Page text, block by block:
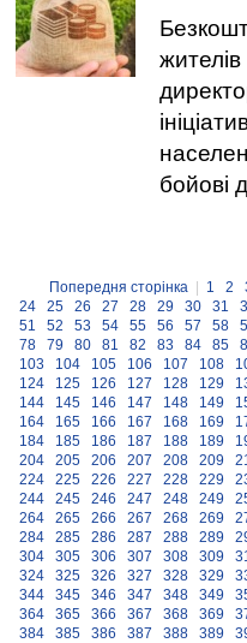
бойові
Попередня сторінка 1 2
24
25 26 27 28 29 30 31
51
52 53 54 55 56 57 58
78
79 80 81 82 83 84 85
103
104 105 106 107 108
124
125 126 127 128 129
144
145 146 147 148 149
164
165 166 167 168 169
184
185 186 187 188 189
204
205 206 207 208 209
224
225 226 227 228 229
244
245 246 247 248 249
264
265 266 267 268 269
284
285 286 287 288 289
304
305 306 307 308 309
324
325 326 327 328 329
344
345 346 347 348 349
364
365 366 367 368 369
384
385 386 387 388 389